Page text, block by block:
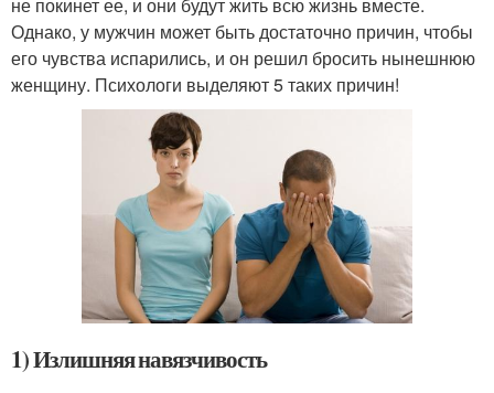
не покинет ее, и они будут жить всю жизнь вместе.
Однако, у мужчин может быть достаточно причин, чтобы
его чувства испарились, и он решил бросить нынешнюю
женщину. Психологи выделяют 5 таких причин!
1) Излишняя навязчивость